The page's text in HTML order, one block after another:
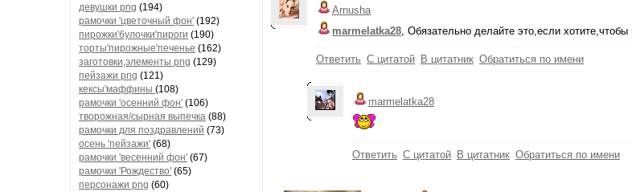
девушки png (194)
рамочки 'цветочный фон' (192)
пирожки'булочки'пироги (190)
торты'пирожные'печенье (162)
заготовки,элементы png (129)
пейзажи png (121)
кексы'маффины (108)
рамочки 'осенний фон' (106)
творожная/сырная выпечка (88)
рамочки для поздравлений (73)
осень 'пейзажи' (68)
рамочки 'весенний фон' (67)
рамочки 'Рождество' (65)
персонажи png (60)
Arnusha
marmelatka28, Обязательно делайте это,если
Ответить С цитатой В цитатник Обратиться по имени
marmelatka28
Ответить С цитатой В цитатник Обратиться по имени